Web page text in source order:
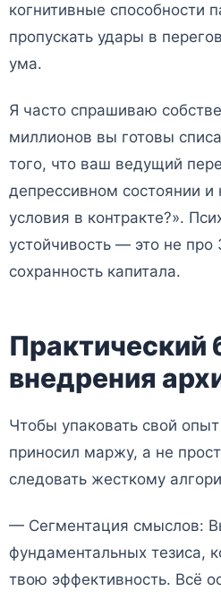
когнитивные способности
пропускать удары в
ума.
Я часто спрашиваю
миллионов вы готовы
того, что ваш ведущий
депрессивном состоянии и
условия в контракте?».
устойчивость — это не
сохранность капитала.
Практический
внедрения
Чтобы упаковать свой
приносил маржу, а не
следовать жесткому
— Сегментация смыслов:
фундаментальных тезиса,
твою эффективность. Всё